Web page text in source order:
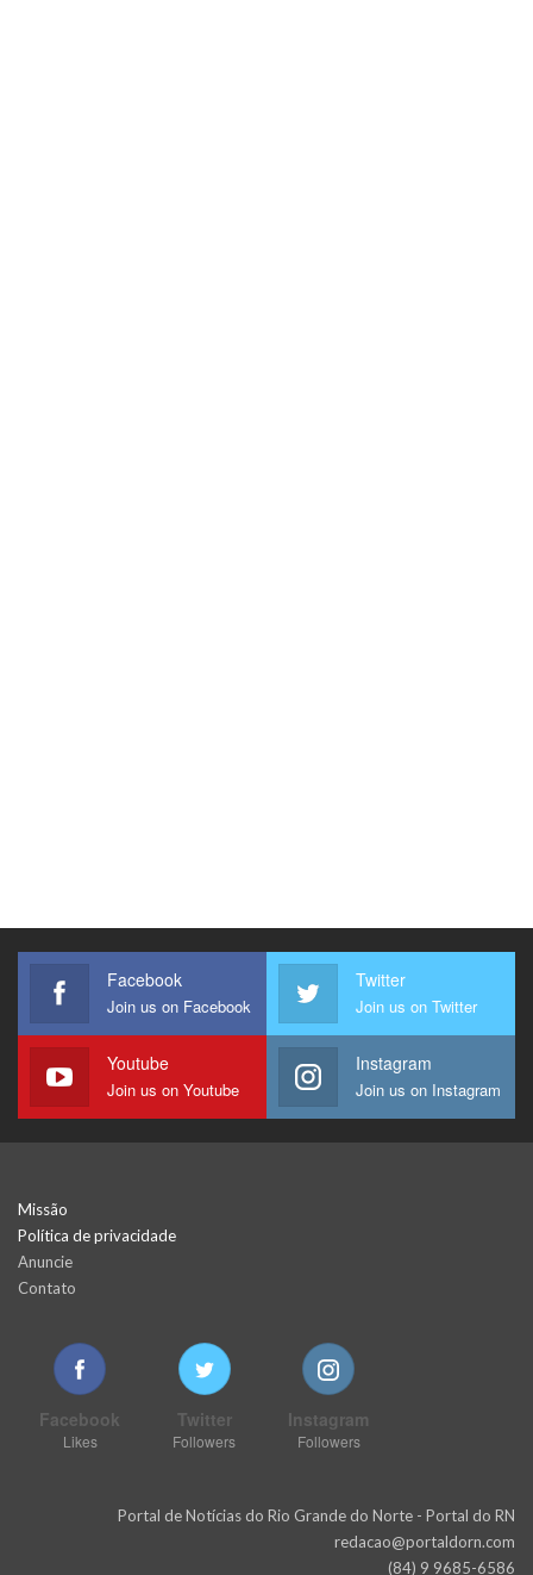
Facebook
Join us on Facebook
Twitter
Join us on Twitter
Youtube
Join us on Youtube
Instagram
Join us on Instagram
Missão
Política de privacidade
Anuncie
Contato
Facebook
Likes
Twitter
Followers
Instagram
Followers
Portal de Notícias do Rio Grande do Norte - Portal do RN
redacao@portaldorn.com
(84) 9 9685-6586